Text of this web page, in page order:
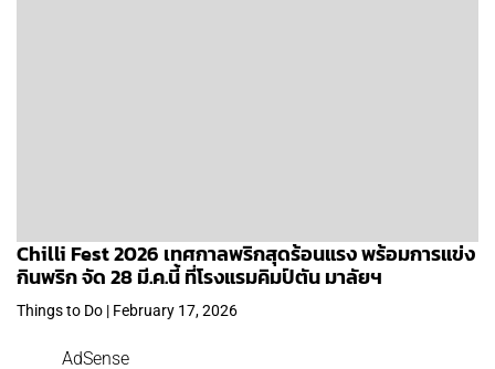
Chilli Fest 2026 เทศกาลพริกสุดร้อนแรง พร้อมการแข่ง
กินพริก จัด 28 มี.ค.นี้ ที่โรงแรมคิมป์ตัน มาลัยฯ
Things to Do | February 17, 2026
AdSense